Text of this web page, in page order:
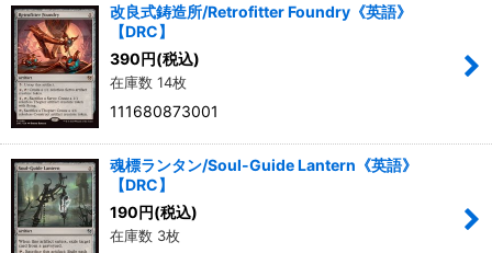
改良式鋳造所/Retrofitter Foundry《英語》
【DRC】
390円(税込)
在庫数 14枚
111680873001
魂標ランタン/Soul-Guide Lantern《英語》
【DRC】
190円(税込)
在庫数 3枚